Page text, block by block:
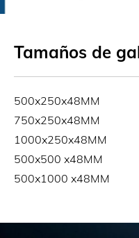
Tamaños de
500x250x48MM
750x250x48MM
1000x250x48MM
500x500 x48MM
500x1000 x48MM